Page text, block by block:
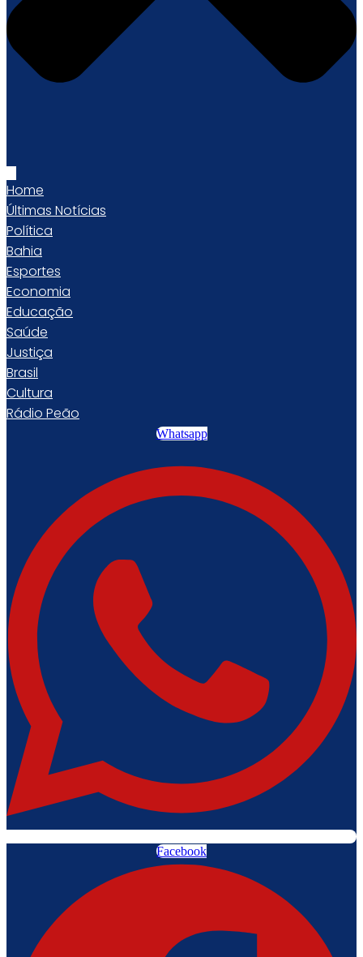
Home
Últimas Notícias
Política
Bahia
Esportes
Economia
Educação
Saúde
Justiça
Brasil
Cultura
Rádio Peão
Whatsapp
Facebook